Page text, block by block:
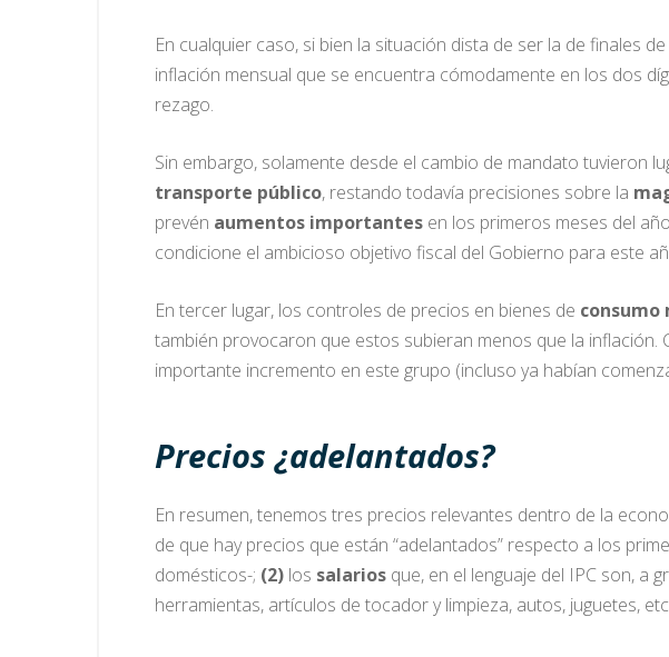
En cualquier caso, si bien la situación dista de ser la de finales
inflación mensual que se encuentra cómodamente en los dos
rezago.
Sin embargo, solamente desde el cambio de mandato tuvieron
transporte público, restando todavía precisiones sobre la
prevén aumentos importantes en los primeros meses del
condicione el ambicioso objetivo fiscal del Gobierno para este
En tercer lugar, los controles de precios en bienes de consumo
también provocaron que estos subieran menos que la
importante incremento en este grupo (incluso ya habían
Precios ¿adelantados?
En resumen, tenemos tres precios relevantes dentro de la
de que hay precios que están “adelantados” respecto a los
domésticos-; (2) los salarios que, en el lenguaje del IPC son, a
herramientas, artículos de tocador y limpieza, autos, juguetes,